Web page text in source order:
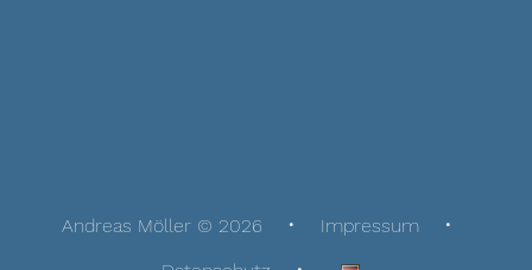
Andreas Möller © 2026
Impressum